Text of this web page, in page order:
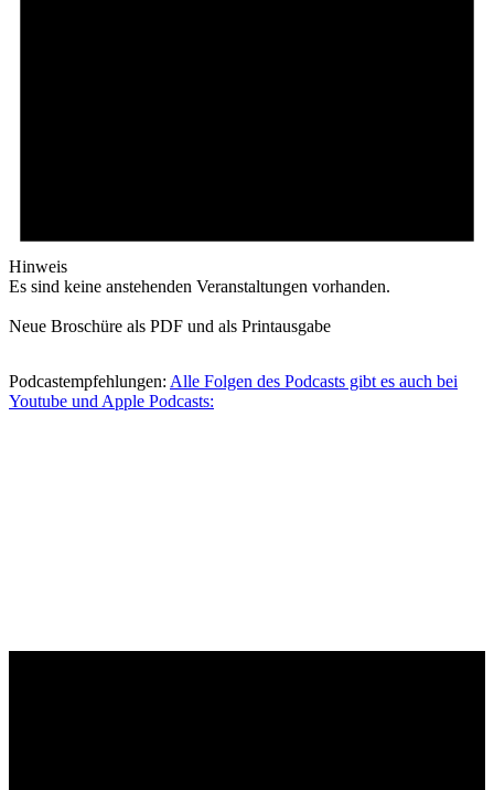
Hinweis
Es sind keine anstehenden Veranstaltungen vorhanden.
Neue Broschüre als PDF und als Printausgabe
Podcastempfehlungen: Alle Folgen des Podcasts gibt es auch bei
Youtube und Apple Podcasts: